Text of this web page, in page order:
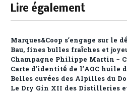
Lire également
Marques&Coop s’engage sur le
Bau, fines bulles fraîches et
Champagne Philippe Martin –
Carte d’identité de l’AOC huile
Belles cuvées des Alpilles du
Le Dry Gin XII des Distilleries